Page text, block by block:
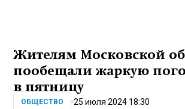
Жителям Московской
пообещали жаркую
в пятницу
ОБЩЕСТВО 25 июля 2024 18:30